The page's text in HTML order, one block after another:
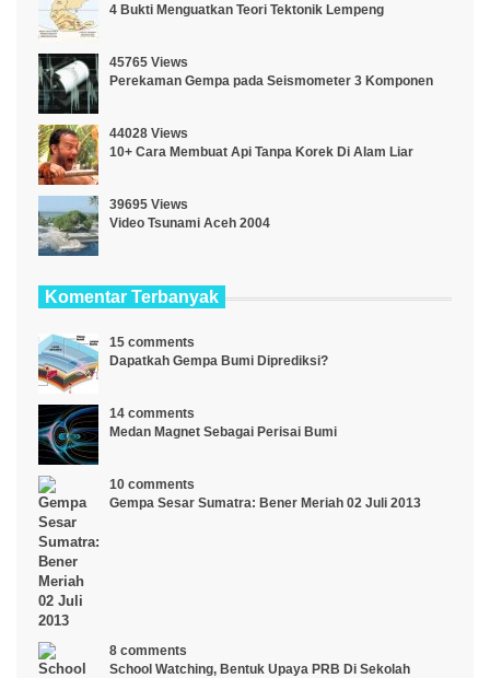
4 Bukti Menguatkan Teori Tektonik Lempeng
45765 Views
Perekaman Gempa pada Seismometer 3 Komponen
44028 Views
10+ Cara Membuat Api Tanpa Korek Di Alam Liar
39695 Views
Video Tsunami Aceh 2004
Komentar Terbanyak
15 comments
Dapatkah Gempa Bumi Diprediksi?
14 comments
Medan Magnet Sebagai Perisai Bumi
10 comments
Gempa Sesar Sumatra: Bener Meriah 02 Juli 2013
8 comments
School Watching, Bentuk Upaya PRB Di Sekolah